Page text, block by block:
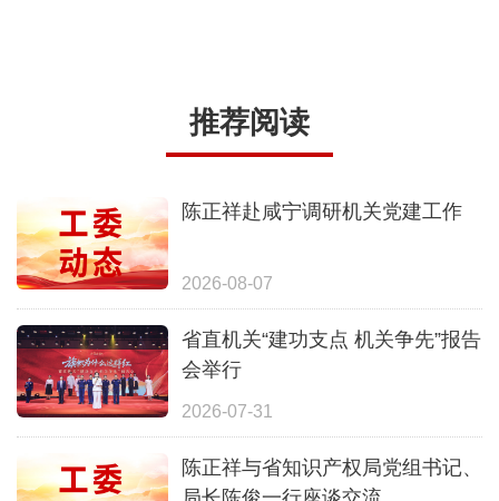
推荐阅读
陈正祥赴咸宁调研机关党建工作
2026-08-07
省直机关“建功支点 机关争先”报告
会举行
2026-07-31
陈正祥与省知识产权局党组书记、